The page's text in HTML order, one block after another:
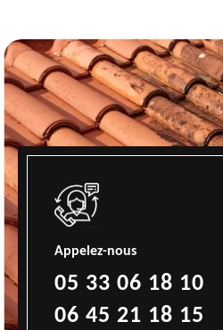
Appelez-nous
05 33 06 18 10
06 45 21 18 15